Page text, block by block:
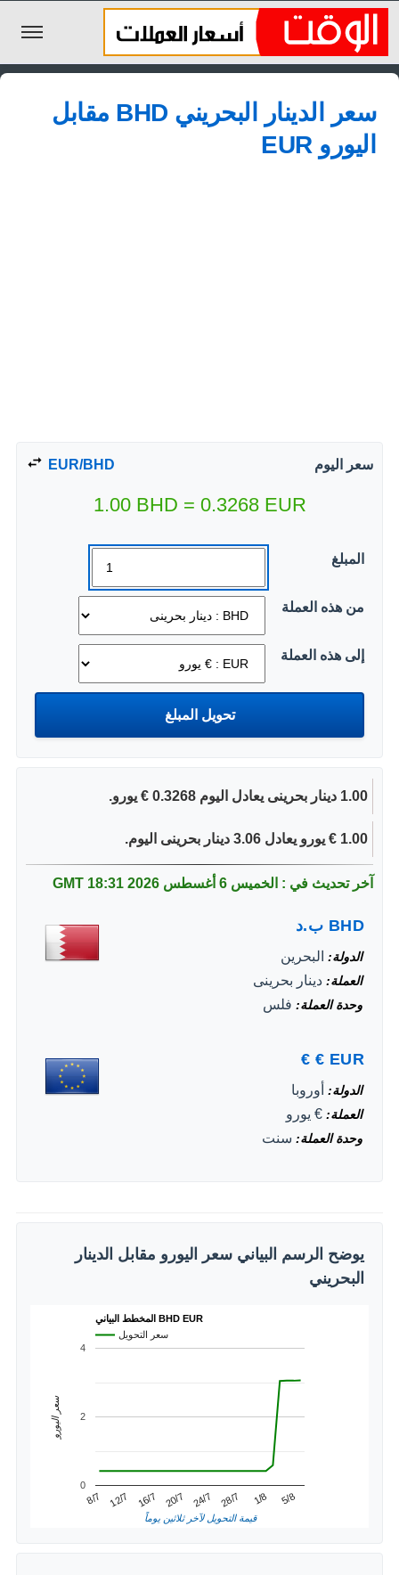
الليرة السورية
الجنيه المصري
الريال السعودي
سعر الدينار البحريني BHD مقابل
اليورو EUR
سعر اليوم EUR/BHD
1.00 BHD = 0.3268 EUR
المبلغ
من هذه العملة
إلى هذه العملة
1.00 دينار بحرينى يعادل اليوم 0.3268 € يورو.
1.00 € يورو يعادل 3.06 دينار بحرينى اليوم.
آخر تحديث في : الخميس 6 أغسطس 2026 18:31 GMT
BHD ب.د
الدولة البحرين
العملة دينار بحرينى
وحدة العملة فلس
EUR
€
€
الدولة أوروبا
العملة € يورو
وحدة العملة سنت
يوضح الرسم البياني سعر اليورو مقابل الدينار
البحريني
المخطط البياني BHD EUR
سعر التحويل
8/7 12/7 16/7 20/7 24/7 28/7 1/8 5/8
0
2
4
قيمة التحويل لآخر ثلاثين يوماً
سعر اليورو